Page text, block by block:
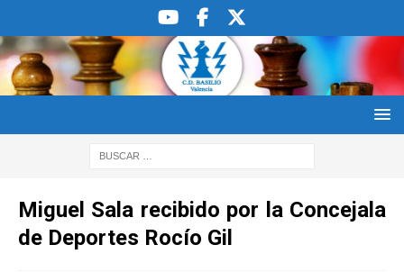
Miguel Sala recibido por la Concejala
de Deportes Rocío Gil